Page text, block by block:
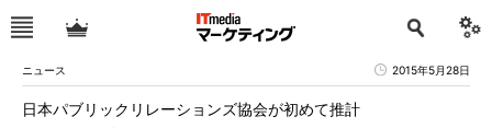
ニュース 2015年5月28日
日本パブリックリレーションズ協会が初めて推計